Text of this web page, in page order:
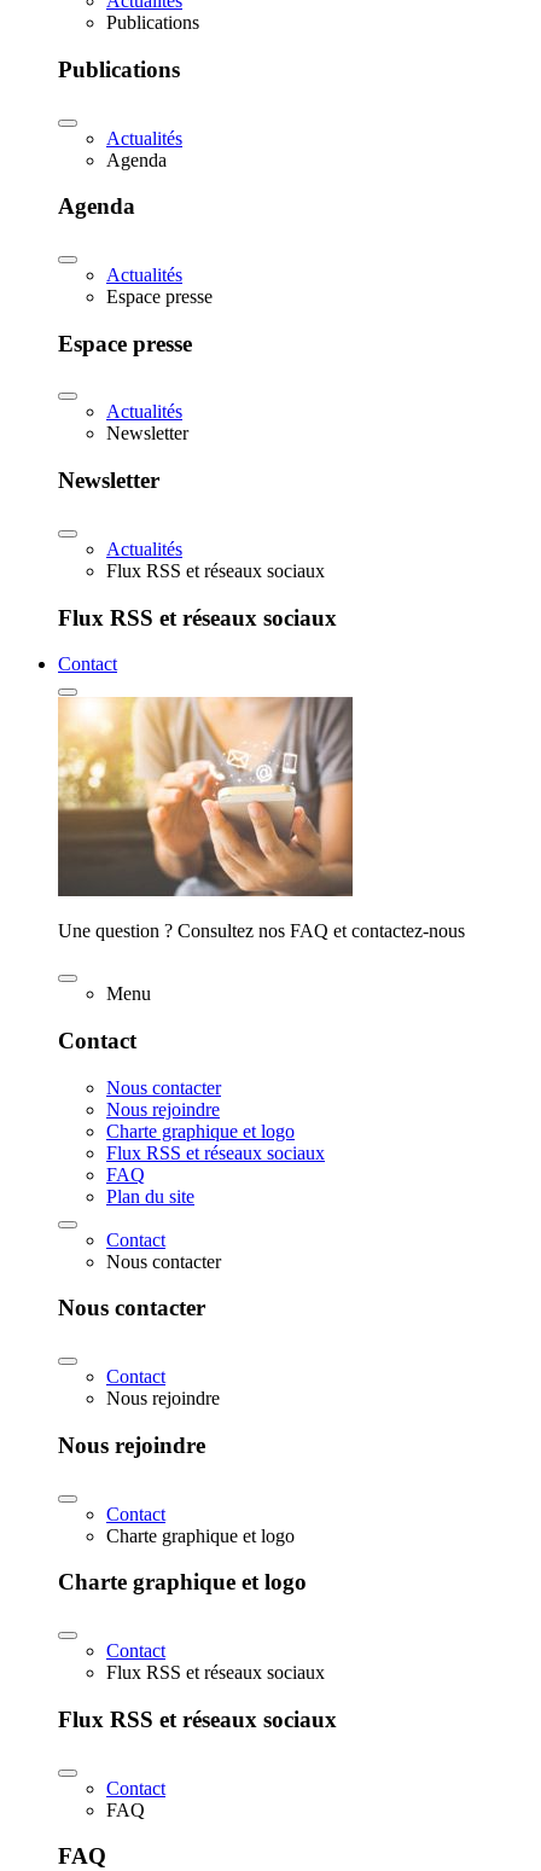
Publications
Publications
Actualités
Agenda
Agenda
Actualités
Espace presse
Espace presse
Actualités
Newsletter
Newsletter
Actualités
Flux RSS et réseaux sociaux
Flux RSS et réseaux sociaux
Contact
Une question ? Consultez nos FAQ et contactez-nous
Menu
Contact
Nous contacter
Nous rejoindre
Charte graphique et logo
Flux RSS et réseaux sociaux
FAQ
Plan du site
Contact
Nous contacter
Nous contacter
Contact
Nous rejoindre
Nous rejoindre
Contact
Charte graphique et logo
Charte graphique et logo
Contact
Flux RSS et réseaux sociaux
Flux RSS et réseaux sociaux
Contact
FAQ
FAQ